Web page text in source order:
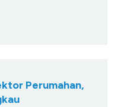
Perumahan,